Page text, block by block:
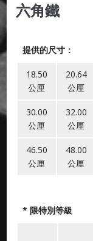
六角鐵
提供的尺寸：
18.50
公厘
20.64
公厘
30.00
公厘
32.00
公厘
46.50
公厘
48.00
公厘
* 限特別等級